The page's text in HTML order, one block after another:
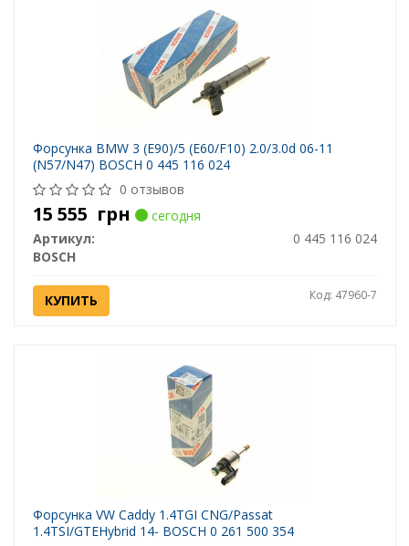
Форсунка BMW 3 (E90)/5 (E60/F10) 2.0/3.0d 06-11
(N57/N47) BOSCH 0 445 116 024
0 отзывов
15 555 грн
сегодня
Артикул:
0 445 116 024
BOSCH
КУПИТЬ Код: 47960-7
Форсунка VW Caddy 1.4TGI CNG/Passat
1.4TSI/GTEHybrid 14- BOSCH 0 261 500 354